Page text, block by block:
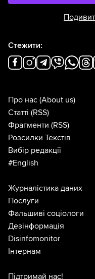
Стежити:
Про нас (About us)
Статті (RSS)
Фрагменти (RSS)
Розсилки Текстів
Вибір редакції
#English
Журналістика даних
Послуги
Фальшиві соціологи
Дезінформація
Disinfomonitor
Інтернам
Підтримай нас!